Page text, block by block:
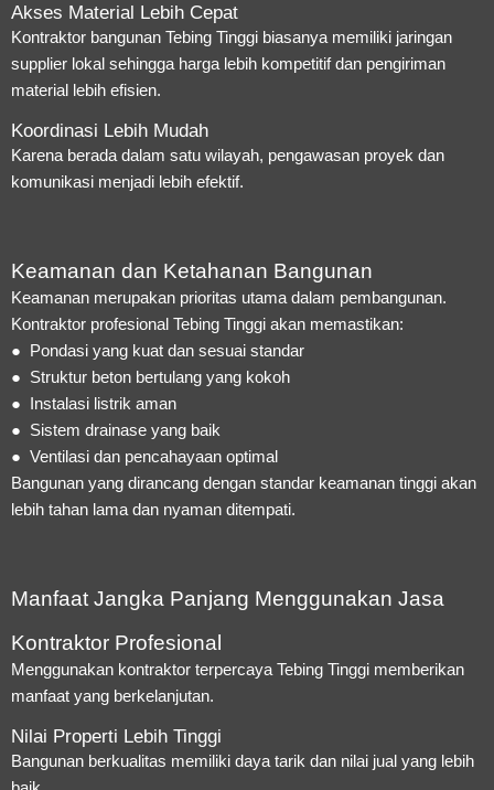
Akses Material Lebih Cepat
Kontraktor bangunan Tebing Tinggi biasanya memiliki jaringan
supplier lokal sehingga harga lebih kompetitif dan pengiriman
material lebih efisien.
Koordinasi Lebih Mudah
Karena berada dalam satu wilayah, pengawasan proyek dan
komunikasi menjadi lebih efektif.
Keamanan dan Ketahanan Bangunan
Keamanan merupakan prioritas utama dalam pembangunan.
Kontraktor profesional Tebing Tinggi akan memastikan:
● Pondasi yang kuat dan sesuai standar
● Struktur beton bertulang yang kokoh
● Instalasi listrik aman
● Sistem drainase yang baik
● Ventilasi dan pencahayaan optimal
Bangunan yang dirancang dengan standar keamanan tinggi akan
lebih tahan lama dan nyaman ditempati.
Manfaat Jangka Panjang Menggunakan Jasa
Kontraktor Profesional
Menggunakan kontraktor terpercaya Tebing Tinggi memberikan
manfaat yang berkelanjutan.
Nilai Properti Lebih Tinggi
Bangunan berkualitas memiliki daya tarik dan nilai jual yang lebih